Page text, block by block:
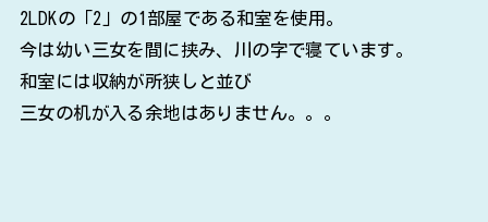
2LDKの「2」の1部屋である和室を使用。
今は幼い三女を間に挟み、川の字で寝ています。
和室には収納が所狭しと並び
三女の机が入る余地はありません。。。